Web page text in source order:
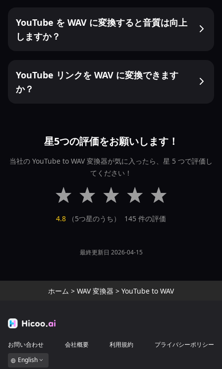
YouTube を WAV に変換すると音質は向上
しますか？
YouTube リンクを WAV に変換できます
か？
星5つの評価をお願いします！
当社の YouTube to WAV 変換器が気に入ったら、星 5 つで評価し
てください！
4.8 （5つ星のうち） 145 件の評価
最終更新日 2026-04-15
ホーム > WAV 変換器 > YouTube to WAV
お問い合わせ 会社概要 利用規約
プライバシーポリシー
English